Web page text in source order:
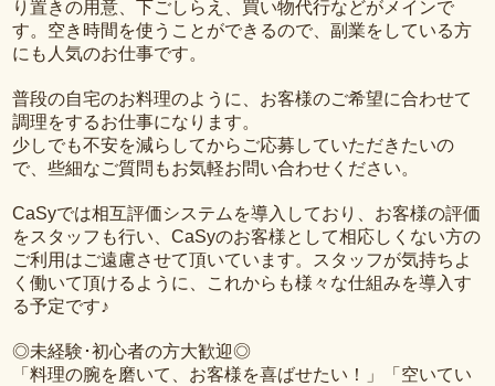
り置きの用意、下ごしらえ、買い物代行などがメインで
す。空き時間を使うことができるので、副業をしている方
にも人気のお仕事です。
普段の自宅のお料理のように、お客様のご希望に合わせて
調理をするお仕事になります。
少しでも不安を減らしてからご応募していただきたいの
で、些細なご質問もお気軽お問い合わせください。
CaSyでは相互評価システムを導入しており、お客様の評価
をスタッフも行い、CaSyのお客様として相応しくない方の
ご利用はご遠慮させて頂いています。スタッフが気持ちよ
く働いて頂けるように、これからも様々な仕組みを導入す
る予定です♪
◎未経験･初心者の方大歓迎◎
「料理の腕を磨いて、お客様を喜ばせたい！」「空いてい